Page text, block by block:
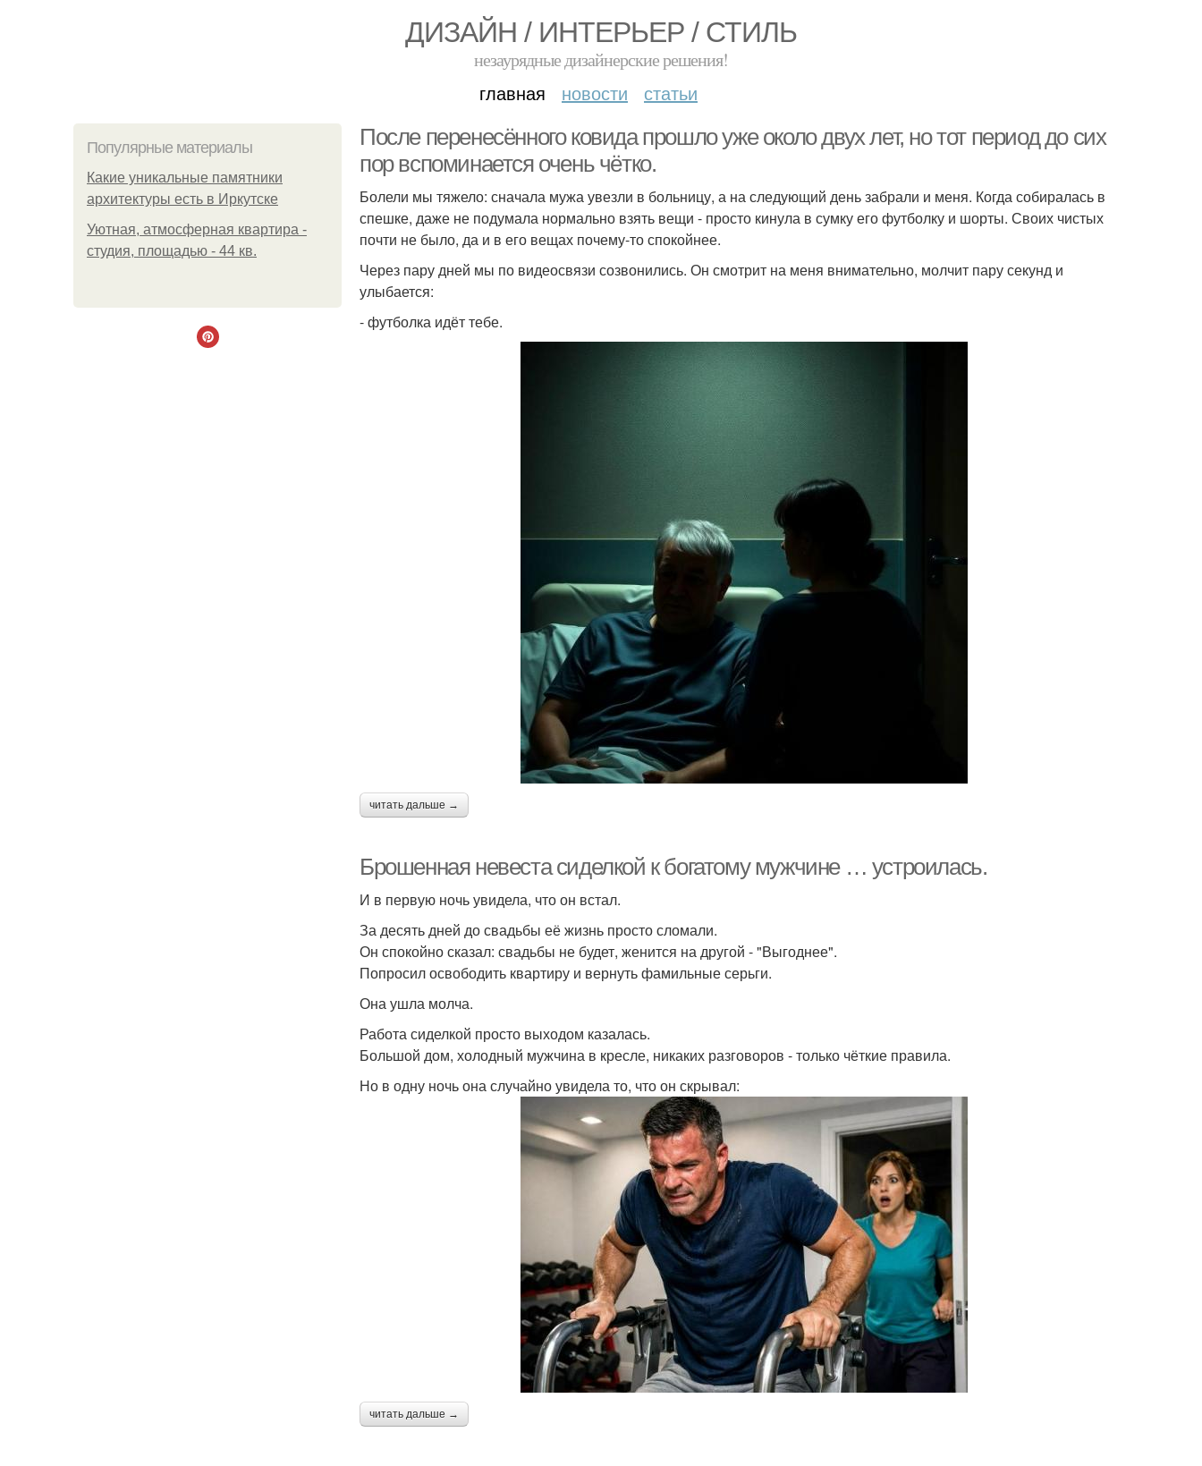
ДИЗАЙН / ИНТЕРЬЕР / СТИЛЬ
незаурядные дизайнерские решения!
главная новости статьи
Популярные материалы
Какие уникальные памятники
архитектуры есть в Иркутске
Уютная, атмосферная квартира -
студия, площадью - 44 кв.
После перенесённого ковида прошло уже около двух лет, но тот период до сих
пор вспоминается очень чётко.
Болели мы тяжело: сначала мужа увезли в больницу, а на следующий день забрали и меня. Когда собиралась в
спешке, даже не подумала нормально взять вещи - просто кинула в сумку его футболку и шорты. Своих чистых
почти не было, да и в его вещах почему-то спокойнее.
Через пару дней мы по видеосвязи созвонились. Он смотрит на меня внимательно, молчит пару секунд и
улыбается:
- футболка идёт тебе.
читать дальше →
Брошенная невеста сиделкой к богатому мужчине … устроилась.
И в первую ночь увидела, что он встал.
За десять дней до свадьбы её жизнь просто сломали.
Он спокойно сказал: свадьбы не будет, женится на другой - "Выгоднее".
Попросил освободить квартиру и вернуть фамильные серьги.
Она ушла молча.
Работа сиделкой просто выходом казалась.
Большой дом, холодный мужчина в кресле, никаких разговоров - только чёткие правила.
Но в одну ночь она случайно увидела то, что он скрывал:
читать дальше →